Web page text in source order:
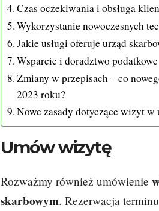
Czas oczekiwania i obsługa
Wykorzystanie nowoczesnych
Jakie usługi oferuje urząd
Wsparcie i doradztwo podatkowe
Zmiany w przepisach – co
2023 roku?
Nowe zasady dotyczące wizyt
Umów wizytę
Rozważmy również umówienie
skarbowym. Rezerwacja